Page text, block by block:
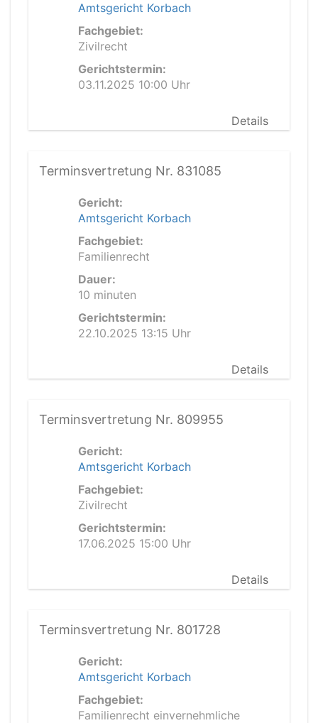
Amtsgericht Korbach
Fachgebiet:
Zivilrecht
Gerichtstermin:
03.11.2025 10:00 Uhr
Details
Terminsvertretung Nr. 831085
Gericht:
Amtsgericht Korbach
Fachgebiet:
Familienrecht
Dauer:
10 minuten
Gerichtstermin:
22.10.2025 13:15 Uhr
Details
Terminsvertretung Nr. 809955
Gericht:
Amtsgericht Korbach
Fachgebiet:
Zivilrecht
Gerichtstermin:
17.06.2025 15:00 Uhr
Details
Terminsvertretung Nr. 801728
Gericht:
Amtsgericht Korbach
Fachgebiet:
Familienrecht einvernehmliche